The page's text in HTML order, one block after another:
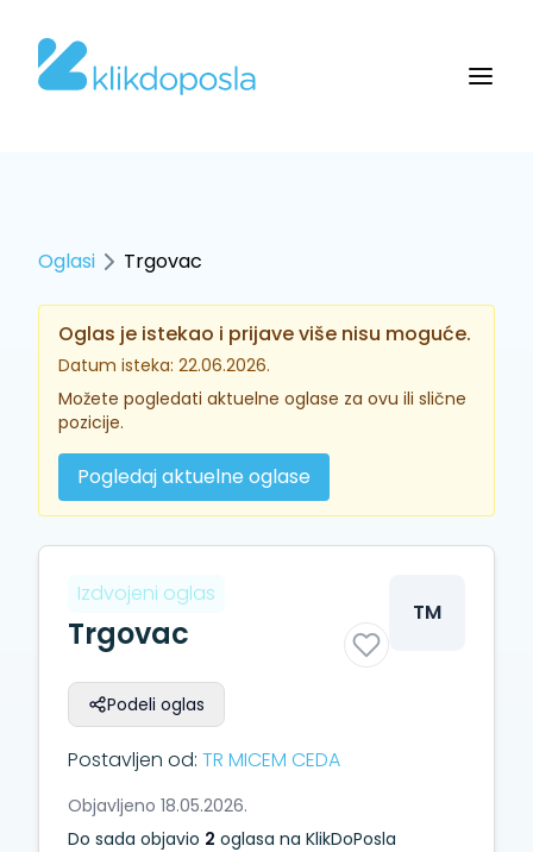
Oglasi Trgovac
Oglas je istekao i prijave više nisu moguće.
Datum isteka: 22.06.2026.
Možete pogledati aktuelne oglase za ovu ili slične
pozicije.
Pogledaj aktuelne oglase
Izdvojeni oglas
Trgovac
Podeli oglas
TM
Postavljen od: TR MICEM CEDA
Objavljeno 18.05.2026.
Do sada objavio 2 oglasa na KlikDoPosla